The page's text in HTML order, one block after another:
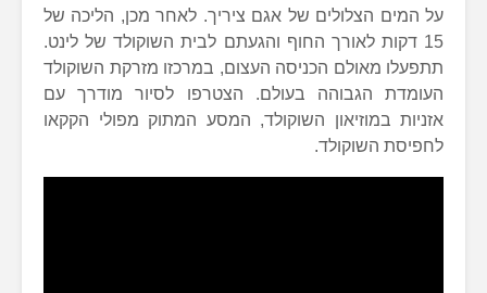
על המים הצלולים של אגם ציריך. לאחר מכן, הליכה של
15 דקות לאורך החוף והגעתם לבית השוקולד של לינט.
תתפעלו מאולם הכניסה העצום, במרכזו מזרקת השוקולד
העומדת הגבוהה בעולם. הצטרפו לסיור מודרך עם
אזניות במוזיאון השוקולד, המסע המתוק מפולי הקקאו
לחפיסת השוקולד.